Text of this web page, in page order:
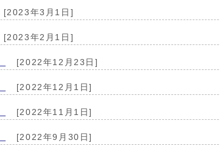
[2023年3月1日]
[2023年2月1日]
[2022年12月23日]
[2022年12月1日]
[2022年11月1日]
[2022年9月30日]